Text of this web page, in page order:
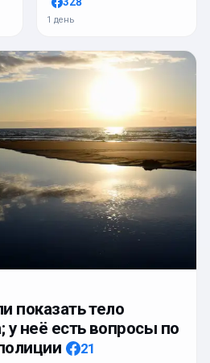
1 день
показать тело
у неё есть вопросы по
21